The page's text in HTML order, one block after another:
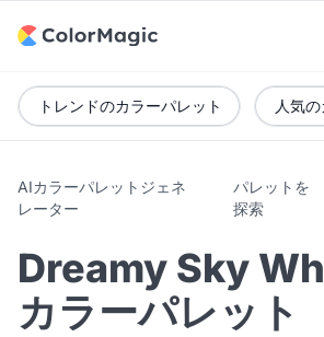
トレンドのカラーパレット 人気
AIカラーパレットジェネ
レーター
パレットを
探索
Dreamy Sky
カラーパレット